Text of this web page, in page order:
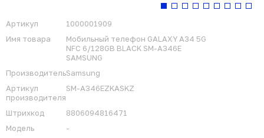
Артикул
1000001909
Имя товара
Мобильный телефон GALAXY A34 5G
NFC 6/128GB BLACK SM-A346E
SAMSUNG
ПроизводительSamsung
Артикул
производителя
SM-A346EZKASKZ
Штрихкод
8806094816471
Модель
-